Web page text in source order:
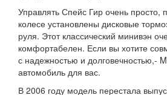
Управлять Спейс Гир очень просто,
колесе установлены дисковые
руля. Этот классический минивэн
комфортабелен. Если вы хотите
с надежностью и долговечностью,-
автомобиль для вас.
В 2006 году модель перестала